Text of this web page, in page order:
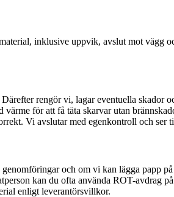
inklusive uppvik, avslut mot vägg
rengör vi, lagar eventuella
för att få täta skarvar utan
Vi avslutar med egenkontroll och
och om vi kan lägga papp
kan du ofta använda ROT-avdrag
enligt leverantörsvillkor.